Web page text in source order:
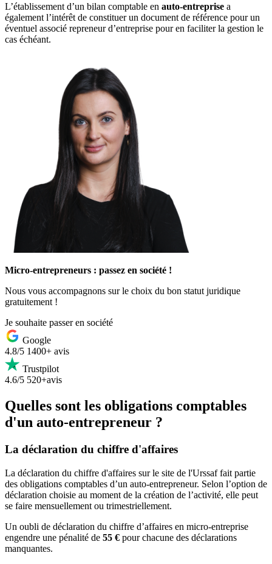
L’établissement d’un bilan comptable en auto-entreprise a
également l’intérêt de constituer un document de référence pour un
éventuel associé repreneur d’entreprise pour en faciliter la gestion le
cas échéant.
Micro-entrepreneurs : passez en société !
Nous vous accompagnons sur le choix du bon statut juridique
gratuitement !
Je souhaite passer en société
Google
4.8/5 1400+ avis
Trustpilot
4.6/5 520+avis
Quelles sont les obligations comptables
d'un auto-entrepreneur ?
La déclaration du chiffre d'affaires
La déclaration du chiffre d'affaires sur le site de l'Urssaf fait partie
des obligations comptables d’un auto-entrepreneur. Selon l’option de
déclaration choisie au moment de la création de l’activité, elle peut
se faire mensuellement ou trimestriellement.
Un oubli de déclaration du chiffre d’affaires en micro-entreprise
engendre une pénalité de 55 € pour chacune des déclarations
manquantes.